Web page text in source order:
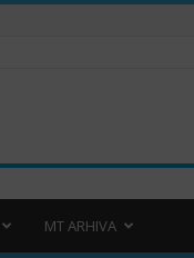
MT ARHIVA